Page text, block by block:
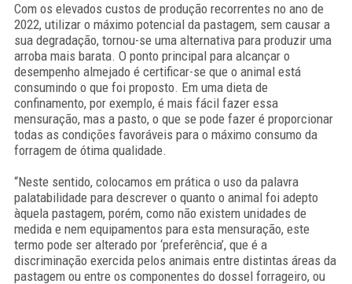
Com os elevados custos de produção recorrentes no ano de
2022, utilizar o máximo potencial da pastagem, sem causar a
sua degradação, tornou-se uma alternativa para produzir uma
arroba mais barata. O ponto principal para alcançar o
desempenho almejado é certificar-se que o animal está
consumindo o que foi proposto. Em uma dieta de
confinamento, por exemplo, é mais fácil fazer essa
mensuração, mas a pasto, o que se pode fazer é proporcionar
todas as condições favoráveis para o máximo consumo da
forragem de ótima qualidade.
“Neste sentido, colocamos em prática o uso da palavra
palatabilidade para descrever o quanto o animal foi adepto
àquela pastagem, porém, como não existem unidades de
medida e nem equipamentos para esta mensuração, este
termo pode ser alterado por ‘preferência’, que é a
discriminação exercida pelos animais entre distintas áreas da
pastagem ou entre os componentes do dossel forrageiro, ou